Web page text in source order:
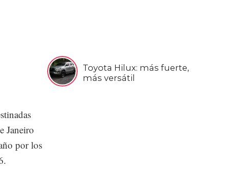
Toyota Hilux: más fuerte,
más versátil
Janeiro
por los